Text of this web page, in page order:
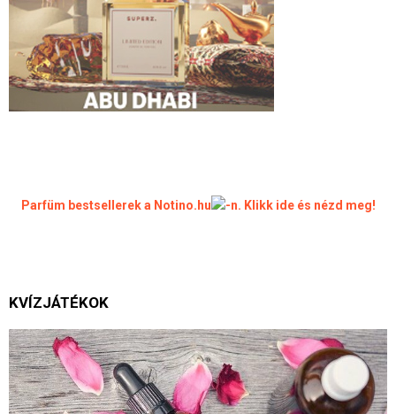
Parfüm bestsellerek a Notino.hu -n. Klikk ide és nézd meg!
KVÍZJÁTÉKOK